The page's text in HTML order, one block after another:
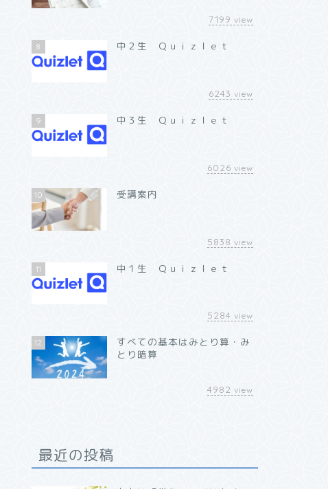
7199 view
8 中２生 Ｑｕｉｚｌｅｔ
6243 view
9 中３生 Ｑｕｉｚｌｅｔ
6026 view
10 受講案内
5838 view
11 中１生 Ｑｕｉｚｌｅｔ
5284 view
12
すべての基本はみとり算・み
とり暗算
4982 view
最近の投稿